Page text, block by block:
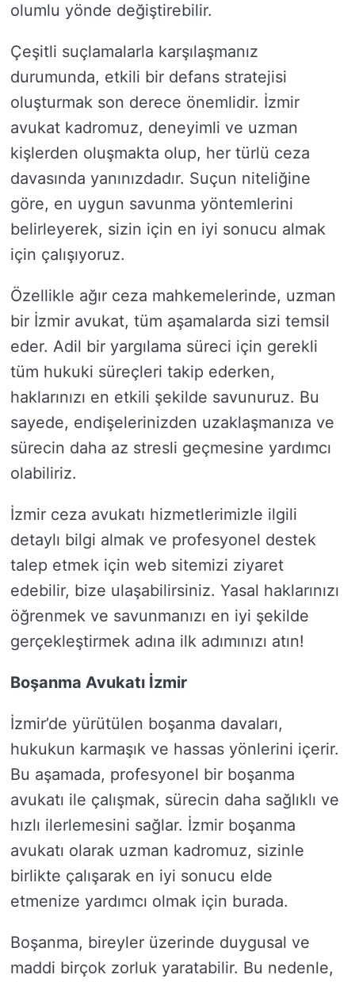
olumlu yönde değiştirebilir.
Çeşitli suçlamalarla karşılaşmanız
durumunda, etkili bir defans stratejisi
oluşturmak son derece önemlidir. İzmir
avukat kadromuz, deneyimli ve uzman
kişlerden oluşmakta olup, her türlü ceza
davasında yanınızdadır. Suçun niteliğine
göre, en uygun savunma yöntemlerini
belirleyerek, sizin için en iyi sonucu almak
için çalışıyoruz.
Özellikle ağır ceza mahkemelerinde, uzman
bir İzmir avukat, tüm aşamalarda sizi temsil
eder. Adil bir yargılama süreci için gerekli
tüm hukuki süreçleri takip ederken,
haklarınızı en etkili şekilde savunuruz. Bu
sayede, endişelerinizden uzaklaşmanıza ve
sürecin daha az stresli geçmesine yardımcı
olabiliriz.
İzmir ceza avukatı hizmetlerimizle ilgili
detaylı bilgi almak ve profesyonel destek
talep etmek için web sitemizi ziyaret
edebilir, bize ulaşabilirsiniz. Yasal haklarınızı
öğrenmek ve savunmanızı en iyi şekilde
gerçekleştirmek adına ilk adımınızı atın!
Boşanma Avukatı İzmir
İzmir’de yürütülen boşanma davaları,
hukukun karmaşık ve hassas yönlerini içerir.
Bu aşamada, profesyonel bir boşanma
avukatı ile çalışmak, sürecin daha sağlıklı ve
hızlı ilerlemesini sağlar. İzmir boşanma
avukatı olarak uzman kadromuz, sizinle
birlikte çalışarak en iyi sonucu elde
etmenize yardımcı olmak için burada.
Boşanma, bireyler üzerinde duygusal ve
maddi birçok zorluk yaratabilir. Bu nedenle,